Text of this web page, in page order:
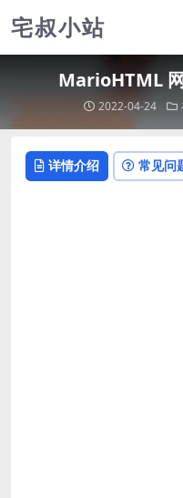
宅叔小站
MarioHTML
2022-04-24
详情介绍 常见问